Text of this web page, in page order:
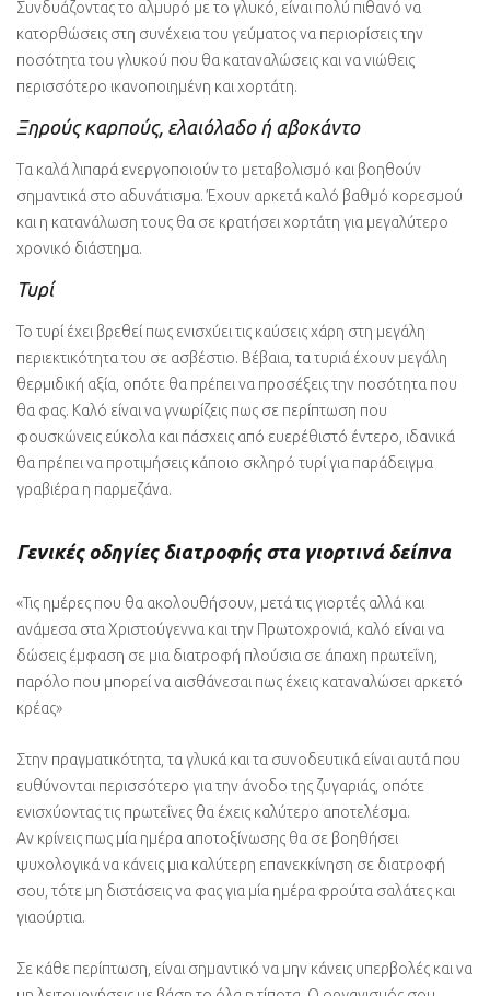
Συνδυάζοντας το αλμυρό με το γλυκό, είναι πολύ πιθανό να
κατορθώσεις στη συνέχεια του γεύματος να περιορίσεις την
ποσότητα του γλυκού που θα καταναλώσεις και να νιώθεις
περισσότερο ικανοποιημένη και χορτάτη.
Ξηρούς καρπούς, ελαιόλαδο ή αβοκάντο
Τα καλά λιπαρά ενεργοποιούν το μεταβολισμό και βοηθούν
σημαντικά στο αδυνάτισμα. Έχουν αρκετά καλό βαθμό κορεσμού
και η κατανάλωση τους θα σε κρατήσει χορτάτη για μεγαλύτερο
χρονικό διάστημα.
Τυρί
Το τυρί έχει βρεθεί πως ενισχύει τις καύσεις χάρη στη μεγάλη
περιεκτικότητα του σε ασβέστιο. Βέβαια, τα τυριά έχουν μεγάλη
θερμιδική αξία, οπότε θα πρέπει να προσέξεις την ποσότητα που
θα φας. Καλό είναι να γνωρίζεις πως σε περίπτωση που
φουσκώνεις εύκολα και πάσχεις από ευερέθιστό έντερο, ιδανικά
θα πρέπει να προτιμήσεις κάποιο σκληρό τυρί για παράδειγμα
γραβιέρα η παρμεζάνα.
Γενικές οδηγίες διατροφής στα γιορτινά δείπνα
«Τις ημέρες που θα ακολουθήσουν, μετά τις γιορτές αλλά και
ανάμεσα στα Χριστούγεννα και την Πρωτοχρονιά, καλό είναι να
δώσεις έμφαση σε μια διατροφή πλούσια σε άπαχη πρωτεΐνη,
παρόλο που μπορεί να αισθάνεσαι πως έχεις καταναλώσει αρκετό
κρέας»
Στην πραγματικότητα, τα γλυκά και τα συνοδευτικά είναι αυτά που
ευθύνονται περισσότερο για την άνοδο της ζυγαριάς, οπότε
ενισχύοντας τις πρωτεΐνες θα έχεις καλύτερο αποτελέσμα.
Αν κρίνεις πως μία ημέρα αποτοξίνωσης θα σε βοηθήσει
ψυχολογικά να κάνεις μια καλύτερη επανεκκίνηση σε διατροφή
σου, τότε μη διστάσεις να φας για μία ημέρα φρούτα σαλάτες και
γιαούρτια.
Σε κάθε περίπτωση, είναι σημαντικό να μην κάνεις υπερβολές και να